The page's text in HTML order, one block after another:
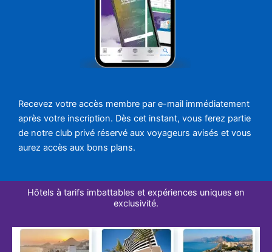
Recevez votre accès membre par e-mail immédiatement
après votre inscription. Dès cet instant, vous ferez partie
de notre club privé réservé aux voyageurs avisés et vous
aurez accès aux bons plans.
Hôtels à tarifs imbattables et expériences uniques en
exclusivité.